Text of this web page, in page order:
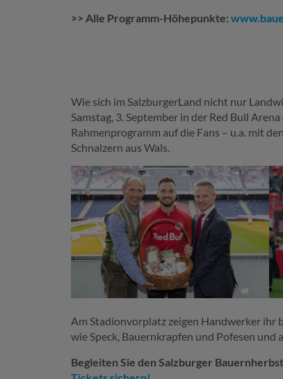
>> Alle Programm-Höhepunkte:
Wie sich im SalzburgerLand nicht nur
Samstag, 3. September in der Red Bull
Rahmenprogramm auf die Fans – u.a. mit
Schnalzern aus Wals.
Am Stadionvorplatz zeigen Handwerker ihr
wie Speck, Bauernkrapfen und Pofesen
Begleiten Sie den Salzburger